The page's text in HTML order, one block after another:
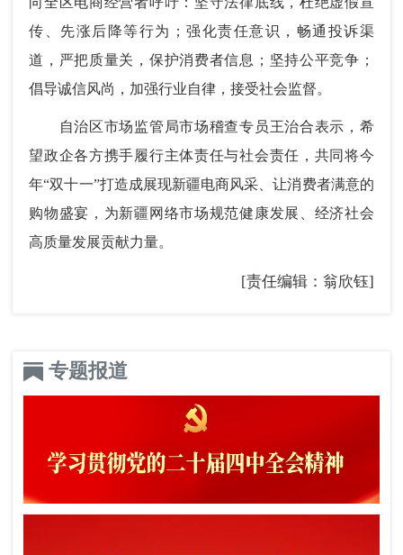
传、先涨后降等行为；强化责任意识，畅通投诉渠
道，严把质量关，保护消费者信息；坚持公平竞争；
倡导诚信风尚，加强行业自律，接受社会监督。
自治区市场监管局市场稽查专员王治合表示，希
望政企各方携手履行主体责任与社会责任，共同将今
年“双十一”打造成展现新疆电商风采、让消费者满意的
购物盛宴，为新疆网络市场规范健康发展、经济社会
高质量发展贡献力量。
[责任编辑：翁欣钰]
专题报道